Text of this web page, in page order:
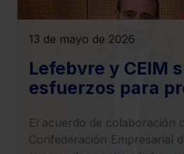
13 de mayo de 2026
Lefebvre y CEIM
esfuerzos para
y la innovación
en las empresas
El acuerdo de colaboración
Confederación Empresarial